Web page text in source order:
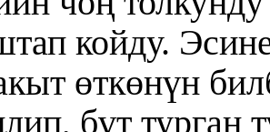
койду.
өткөнүн
бүт турган